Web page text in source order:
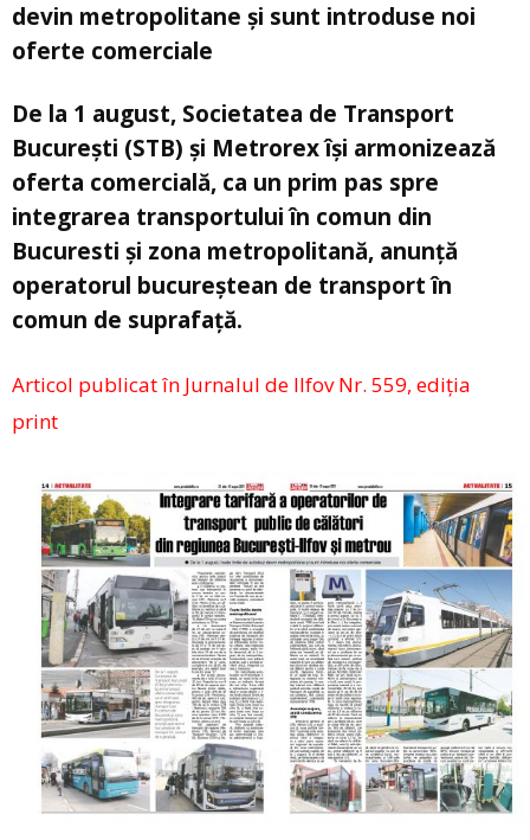
devin metropolitane și sunt introduse noi
oferte comerciale
De la 1 august, Societatea de Transport
Bucureşti (STB) și Metrorex își armonizează
oferta comercială, ca un prim pas spre
integrarea transportului în comun din
Bucuresti și zona metropolitană, anunță
operatorul bucureștean de transport în
comun de suprafață.
Articol publicat în Jurnalul de Ilfov Nr. 559, ediția
print